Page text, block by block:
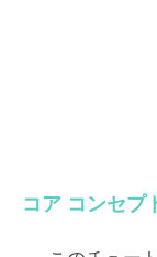
コア コンセプ